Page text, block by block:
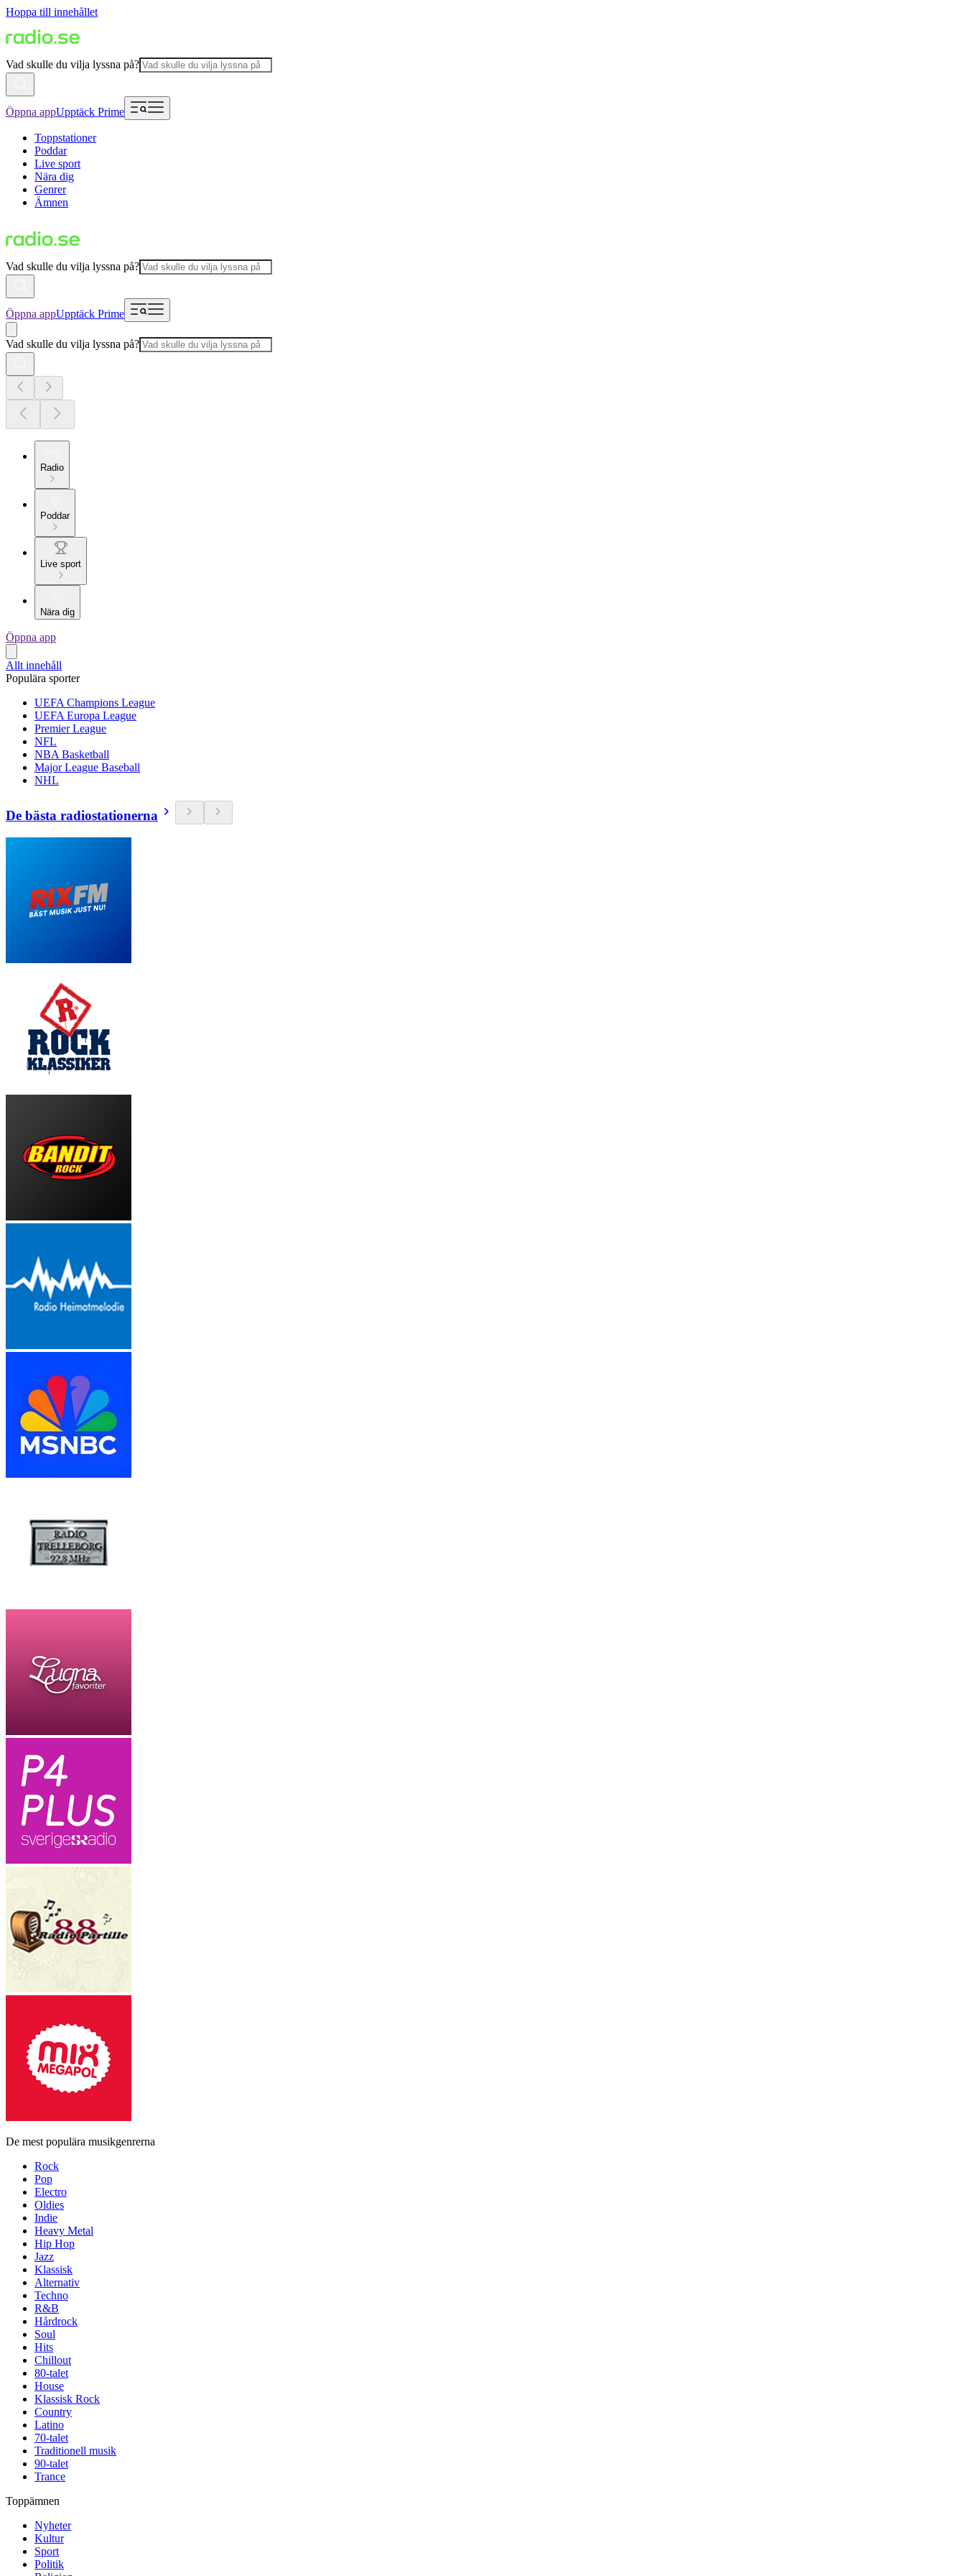
Hoppa till innehållet
Vad skulle du vilja lyssna på?
Öppna appUpptäck Prime
Toppstationer
Poddar
Live sport
Nära dig
Genrer
Ämnen
Vad skulle du vilja lyssna på?
Öppna appUpptäck Prime
Vad skulle du vilja lyssna på?
Radio
Poddar
Live sport
Nära dig
Öppna app
Allt innehåll
Populära sporter
UEFA Champions League
UEFA Europa League
Premier League
NFL
NBA Basketball
Major League Baseball
NHL
De bästa radiostationerna
De mest populära musikgenrerna
Rock
Pop
Electro
Oldies
Indie
Heavy Metal
Hip Hop
Jazz
Klassisk
Alternativ
Techno
R&B
Hårdrock
Soul
Hits
Chillout
80-talet
House
Klassisk Rock
Country
Latino
70-talet
Traditionell musik
90-talet
Trance
Toppämnen
Nyheter
Kultur
Sport
Politik